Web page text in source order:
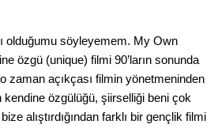
olduğumu söyleyemem. My Own
özgü (unique) filmi 90’ların sonunda
zaman açıkçası filmin yönetmeninden
özgülüğü, şiirselliği beni çok
alıştırdığından farklı bir gençlik filmi